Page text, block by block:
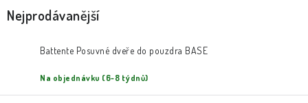
Nejprodávanější
Battente Posuvné dveře do pouzdra BASE
Na objednávku (6-8 týdnů)